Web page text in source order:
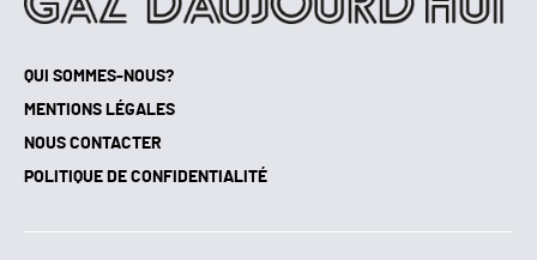
QUI SOMMES-NOUS?
MENTIONS LÉGALES
NOUS CONTACTER
POLITIQUE DE CONFIDENTIALITÉ